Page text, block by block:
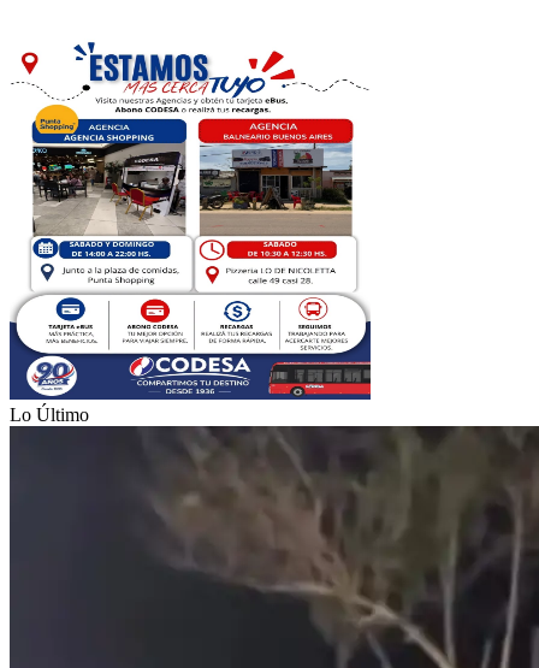
Lo Último